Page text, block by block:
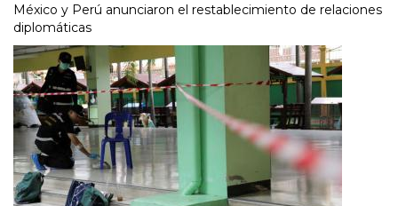
México y Perú anunciaron el restablecimiento de relaciones
diplomáticas